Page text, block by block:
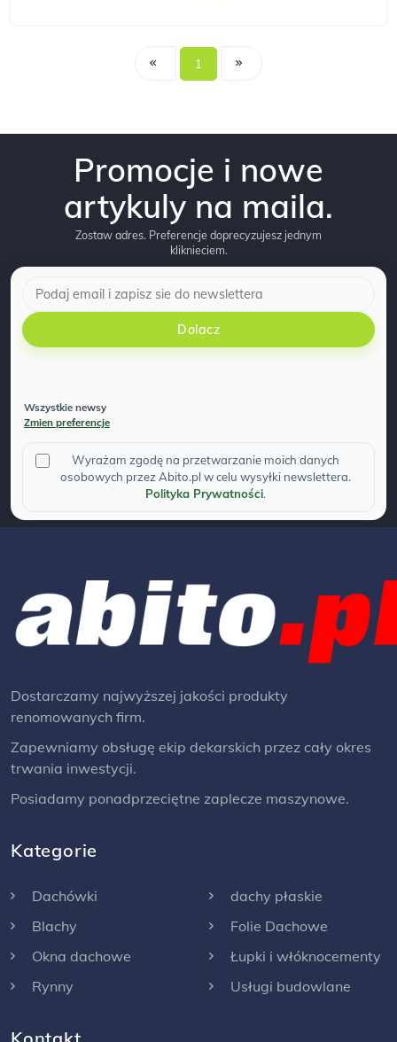
1
Promocje i nowe
artykuly na maila.
Zostaw adres. Preferencje doprecyzujesz jednym
kliknieciem.
Dolacz
Wszystkie newsy
Zmien preferencje
Wyrażam zgodę na przetwarzanie moich danych
osobowych przez Abito.pl w celu wysyłki newslettera.
Polityka Prywatności.
Dostarczamy najwyższej jakości produkty
renomowanych firm.
Zapewniamy obsługę ekip dekarskich przez cały okres
trwania inwestycji.
Posiadamy ponadprzeciętne zaplecze maszynowe.
Kategorie
Dachówki
Blachy
Okna dachowe
Rynny
dachy płaskie
Folie Dachowe
Łupki i włóknocementy
Usługi budowlane